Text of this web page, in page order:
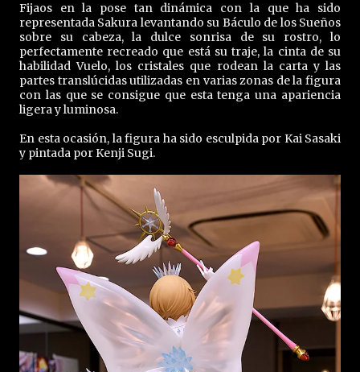
Fijaos en la pose tan dinámica con la que ha sido
representada Sakura levantando su Báculo de los Sueños
sobre su cabeza, la dulce sonrisa de su rostro, lo
perfectamente recreado que está su traje, la cinta de su
habilidad Vuelo, los cristales que rodean la carta y las
partes translúcidas utilizadas en varias zonas de la figura
con las que se consigue que esta tenga una apariencia
ligera y luminosa.
En esta ocasión, la figura ha sido esculpida por Kai Sasaki
y pintada por Kenji Sugi.